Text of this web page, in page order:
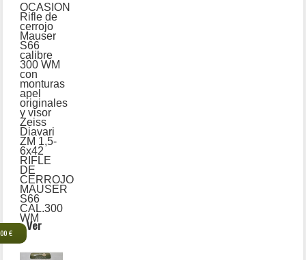
OCASION
Rifle de
cerrojo
Mauser
S66
calibre
300 WM
con
monturas
apel
originales
y visor
Zeiss
Diavari
ZM 1,5-
6x42
RIFLE
DE
CERROJO
MAUSER
S66
CAL.300
WM
€
Ver